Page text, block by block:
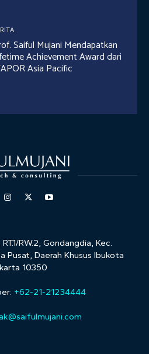
Saiful Mujani Mendapatkan
Achievement Award dari
Asia Pacific
RW.2, Gondangdia, Kec.
Pusat, Daerah Khusus Ibukota
10350
+62-21-21234444